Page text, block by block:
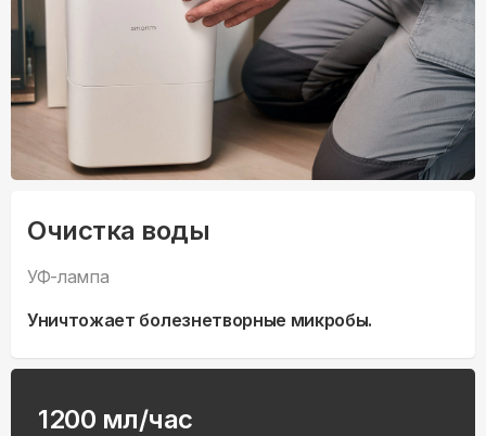
Очистка воды
УФ-лампа
Уничтожает болезнетворные микробы.
1200 мл/час